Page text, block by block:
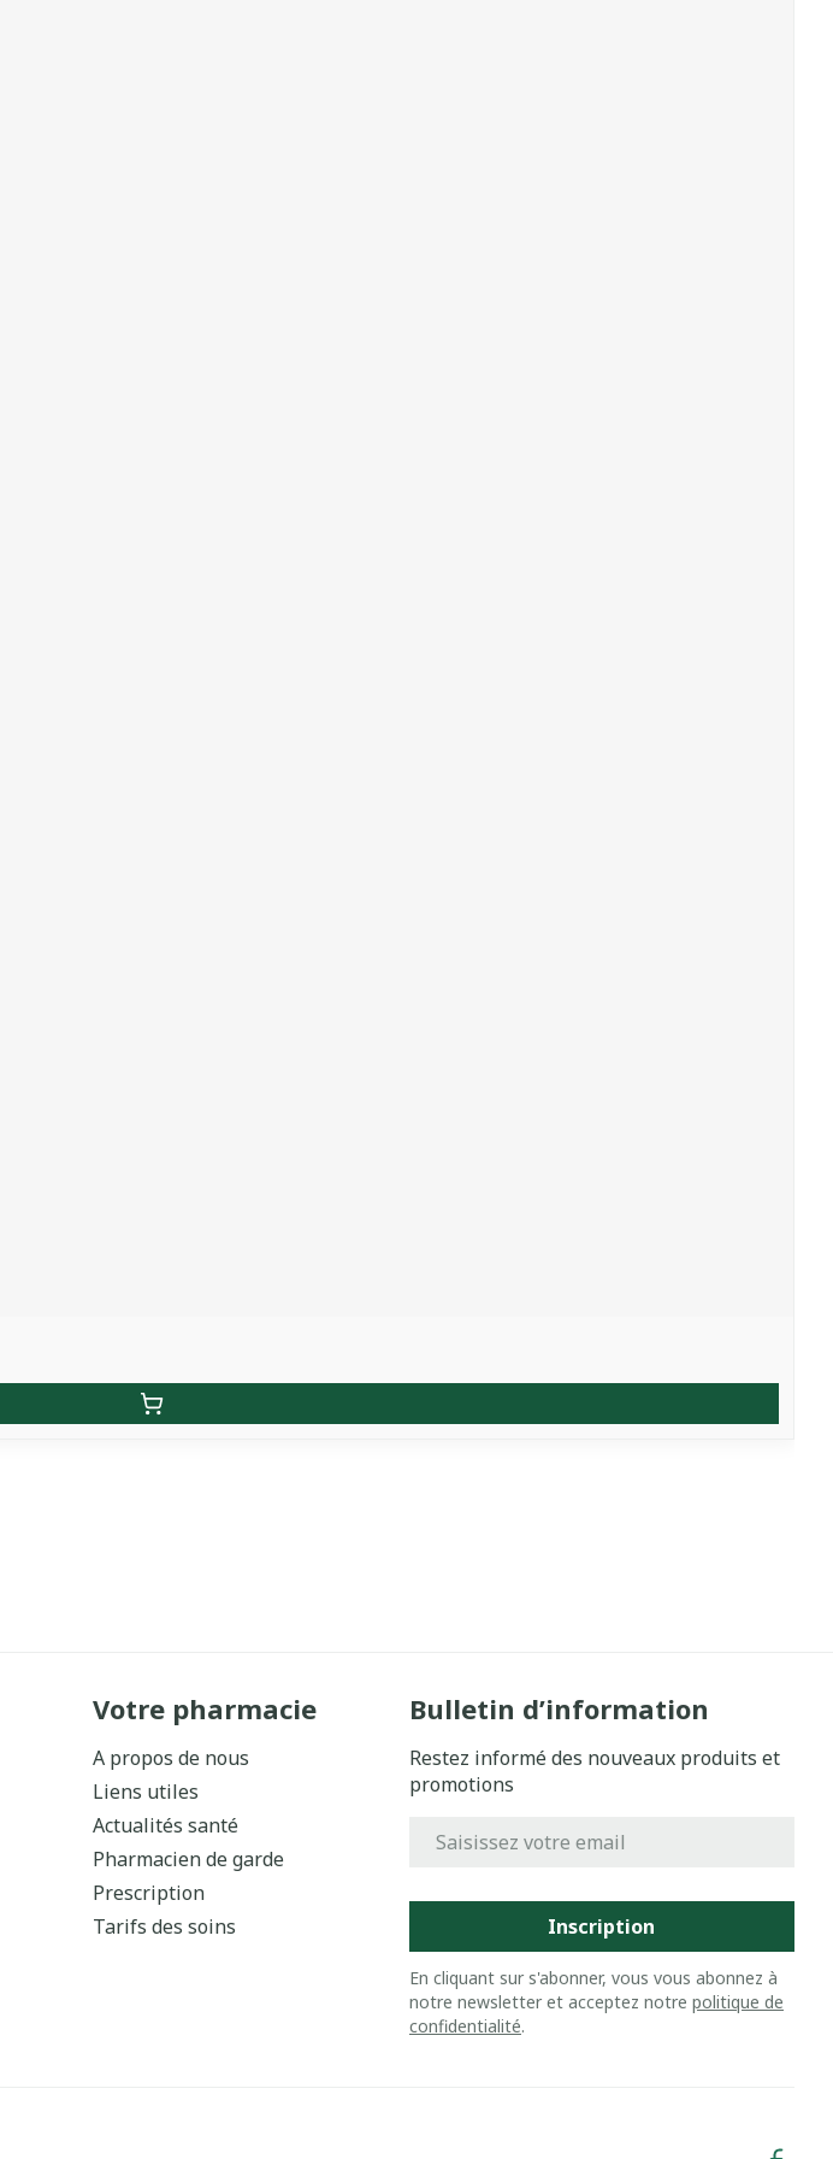
Votre pharmacie
A propos de nous
Liens utiles
Actualités santé
Pharmacien de garde
Prescription
Tarifs des soins
Bulletin d’information
Restez informé des nouveaux produits et
promotions
Inscription
En cliquant sur s'abonner, vous vous abonnez à
notre newsletter et acceptez notre politique de
confidentialité.